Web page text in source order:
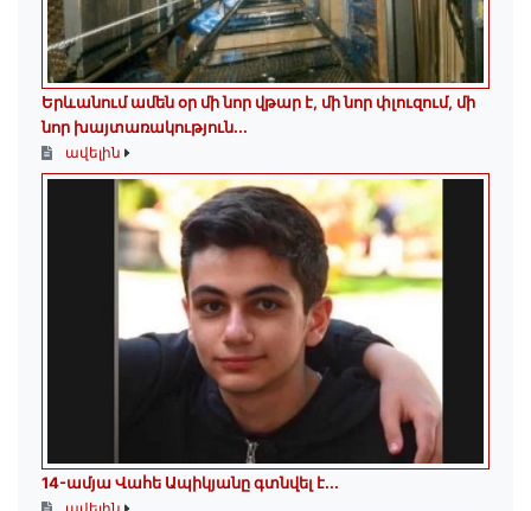
Երևանում ամեն օր մի նոր վթար է, մի նոր փլուզում, մի
նոր խայտառակություն...
ավելին
14-ամյա Վահե Ապիկյանը գտնվել է...